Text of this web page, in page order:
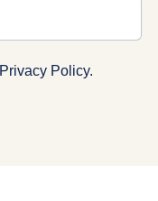
Privacy Policy.